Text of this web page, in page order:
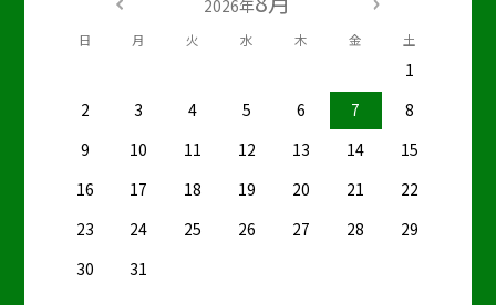
2026年
日 月 火 水 木 金 土
1
2
3 4 5 6 7
8
9
10 11 12 13 14
15
16
17 18 19 20 21
22
23
24 25 26 27 28
29
30
31